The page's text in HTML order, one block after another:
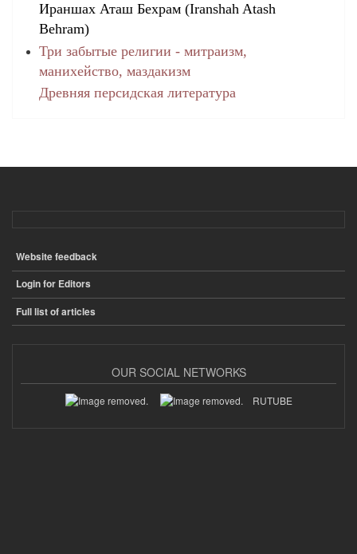
Ираншах Аташ Бехрам (Iranshah Atash
Behram)
Три забытые религии - митраизм,
манихейство, маздакизм
Древняя персидская литература
ПОДВАЛ
Website feedback
Login for Editors
Full list of articles
OUR SOCIAL NETWORKS
RUTUBE